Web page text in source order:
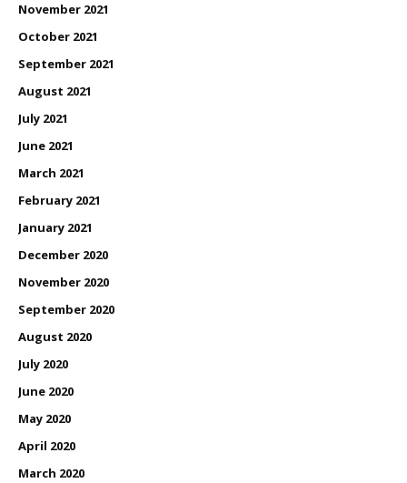
November 2021
October 2021
September 2021
August 2021
July 2021
June 2021
March 2021
February 2021
January 2021
December 2020
November 2020
September 2020
August 2020
July 2020
June 2020
May 2020
April 2020
March 2020